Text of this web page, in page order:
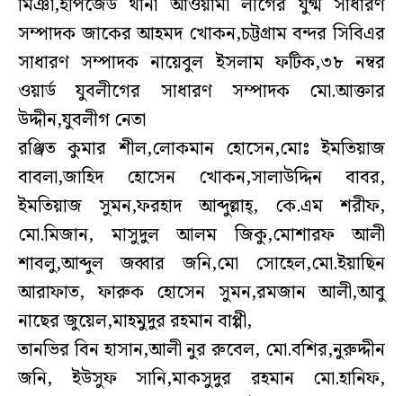
সম্পাদক জাকের আহমদ খোকন,চট্টগ্রাম বন্দর সিবিএর
সাধারণ সম্পাদক নায়েবুল ইসলাম ফটিক,৩৮ নম্বর
ওয়ার্ড যুবলীগের সাধারণ সম্পাদক মো.আক্তার
উদ্দীন,যুবলীগ নেতা
রঞ্জিত কুমার শীল,লোকমান হোসেন,মোঃ ইমতিয়াজ
বাবলা,জাহিদ হোসেন খোকন,সালাউদ্দিন বাবর,
ইমতিয়াজ সুমন,ফরহাদ আব্দুল্লাহ্, কে.এম শরীফ,
মো.মিজান, মাসুদুল আলম জিকু,মোশারফ আলী
শাবলু,আব্দুল জব্বার জনি,মো সোহেল,মো.ইয়াছিন
আরাফাত, ফারুক হোসেন সুমন,রমজান আলী,আবু
নাছের জুয়েল,মাহমুদুর রহমান বাপ্পী,
তানভির বিন হাসান,আলী নুর রুবেল, মো.বশির,নুরুদ্দীন
জনি, ইউসুফ সানি,মাকসুদুর রহমান মো.হানিফ,